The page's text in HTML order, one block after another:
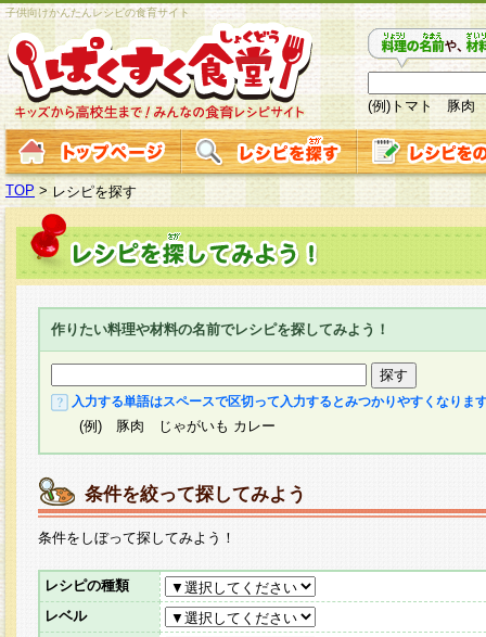
子供向けかんたんレシピの食育サイト
(例)トマト 豚肉
TOP > レシピを探す
作りたい料理や材料の名前でレシピを探してみよう！
入力する単語はスペースで区切って入力するとみつかりやすくなりま
(例) 豚肉 じゃがいも カレー
条件を絞って探してみよう
条件をしぼって探してみよう！
レシピの種類
レベル